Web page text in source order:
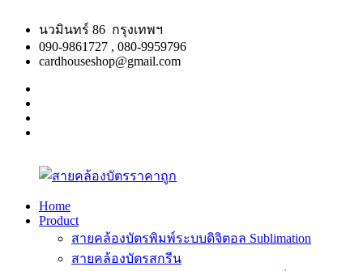
content
นวมินทร์ 86 กรุงเทพฯ
090-9861727 , 080-9959796
cardhouseshop@gmail.com
สาย
สินค้า
Home
Product
สายคล้องบัตรพิมพ์ระบบดิจิตอล Sublimation
สายคล้องบัตรสกรีน